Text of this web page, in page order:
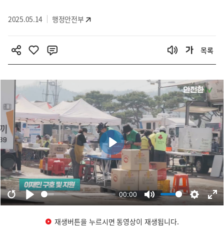
2025.05.14 행정안전부
목록
재생버튼을 누르시면 동영상이 재생됩니다.